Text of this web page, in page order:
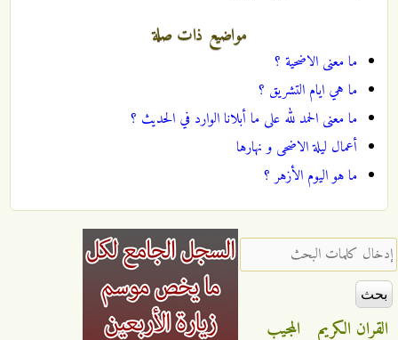
مواضيع ذات صلة
ما معنى الاضحية ؟
ما هي ايام التشريق ؟
ما معنى الحمد لله على ما أبلانا الوارد في الحديث ؟
أعمال ليلة الاضحى و نهارها
ما هو اليوم الأزهر ؟
‏إدخال كلمات البحث ‏
القران الكريم
المجيب